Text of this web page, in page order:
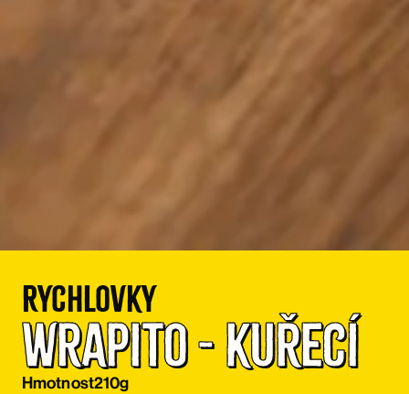
Rychlovky
Wrapito - kuřecí
Hmotnost210g